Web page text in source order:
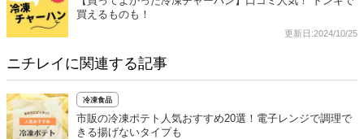
買えるものも！
更新日:2024/10/25
ニチレイに関連する記事
冷凍食品
市販の冷凍ポテト人気おすすめ20選！電子レンジで調理で
きる揚げないタイプも